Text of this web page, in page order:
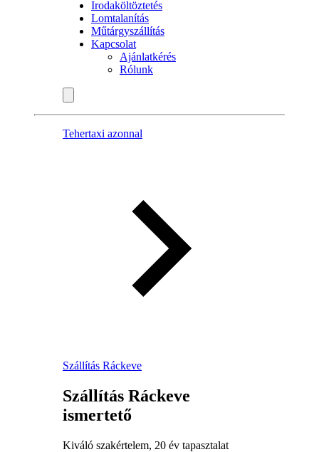
Irodaköltöztetés
Lomtalanítás
Műtárgyszállítás
Kapcsolat
Ajánlatkérés
Rólunk
Tehertaxi azonnal
Szállítás Ráckeve
Szállítás Ráckeve
ismertető
Kiváló szakértelem, 20 év tapasztalat